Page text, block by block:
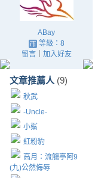
ABay
等級：8
留言｜ 加入好友
文章推薦人 (9)
秋武
-Uncle-
小鯊
紅粉豹
高月：流觴亭阿9
(九)公然侮辱